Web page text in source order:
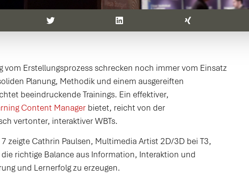
Erstellungsprozess schrecken noch immer vom Einsatz
Planung, Methodik und einem ausgereiften
beeindruckende Trainings. Ein effektiver,
Content Manager bietet, reicht von der
vertonter, interaktiver WBTs.
zeigte Cathrin Paulsen, Multimedia Artist 2D/3D bei T3,
richtige Balance aus Information, Interaktion und
und Lernerfolg zu erzeugen.